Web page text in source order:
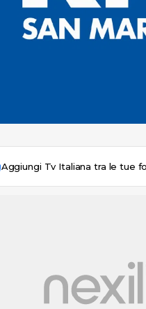
Aggiungi Tv Italiana tra le tue